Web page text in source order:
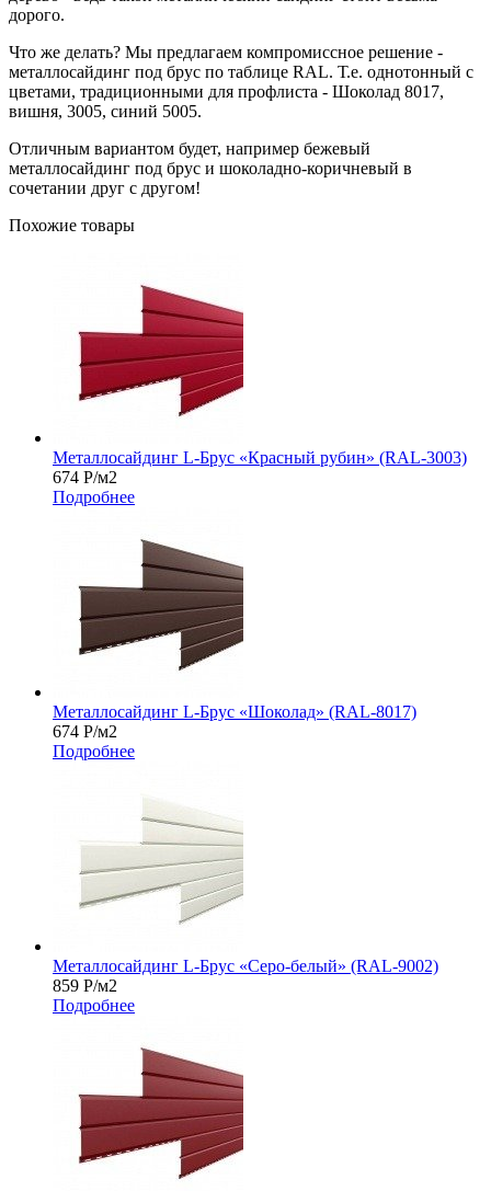
дорого.
Что же делать? Мы предлагаем компромиссное решение -
металлосайдинг под брус по таблице RAL. Т.е. однотонный с
цветами, традиционными для профлиста - Шоколад 8017,
вишня, 3005, синий 5005.
Отличным вариантом будет, например бежевый
металлосайдинг под брус и шоколадно-коричневый в
сочетании друг с другом!
Похожие товары
Металлосайдинг L-Брус «Красный рубин» (RAL-3003)
674 Р/м2
Подробнее
Металлосайдинг L-Брус «Шоколад» (RAL-8017)
674 Р/м2
Подробнее
Металлосайдинг L-Брус «Серо-белый» (RAL-9002)
859 Р/м2
Подробнее